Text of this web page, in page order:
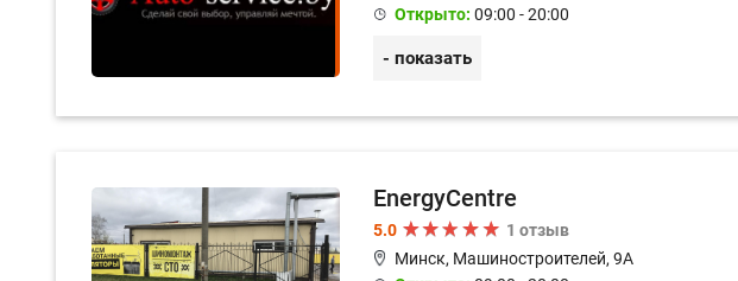
Открыто: 09:00 - 20:00
- показать
EnergyCentre
5.0
1 отзыв
Минск, Машиностроителей, 9A